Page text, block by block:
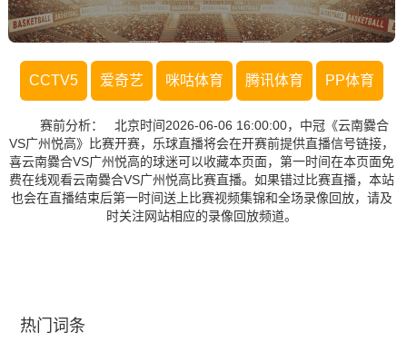
CCTV5 爱奇艺 咪咕体育 腾讯体育 PP体育
赛前分析： 北京时间2026-06-06 16:00:00，中冠《云南爨合
VS广州悦高》比赛开赛，乐球直播将会在开赛前提供直播信号链接，
喜云南爨合VS广州悦高的球迷可以收藏本页面，第一时间在本页面免
费在线观看云南爨合VS广州悦高比赛直播。如果错过比赛直播，本站
也会在直播结束后第一时间送上比赛视频集锦和全场录像回放，请及
时关注网站相应的录像回放频道。
热门词条